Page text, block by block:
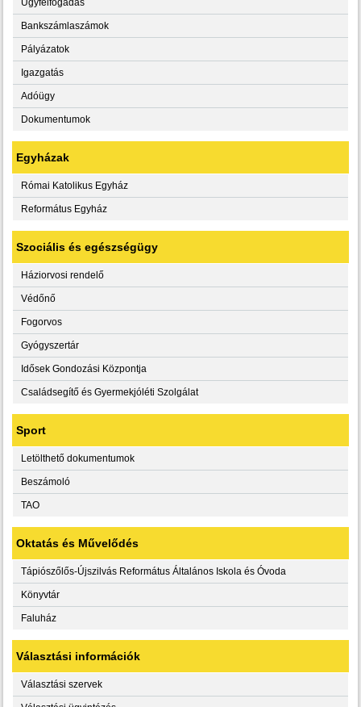
Ügyfélfogadás
Bankszámlaszámok
Pályázatok
Igazgatás
Adóügy
Dokumentumok
Egyházak
Római Katolikus Egyház
Református Egyház
Szociális és egészségügy
Háziorvosi rendelő
Védőnő
Fogorvos
Gyógyszertár
Idősek Gondozási Központja
Családsegítő és Gyermekjóléti Szolgálat
Sport
Letölthető dokumentumok
Beszámoló
TAO
Oktatás és Művelődés
Tápiószőlős-Újszilvás Református Általános Iskola és Óvoda
Könyvtár
Faluház
Választási információk
Választási szervek